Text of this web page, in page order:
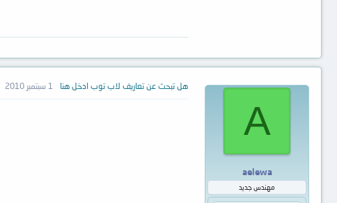
A
aelewa
مهندس جديد
هل تبحث عن تعاريف لاب توب ادخل هنا 1 سبتمبر 2010